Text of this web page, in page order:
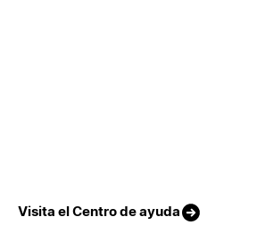
Visita el Centro de ayuda